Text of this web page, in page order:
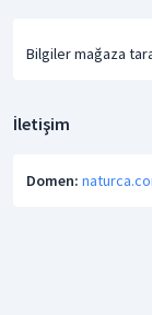
Bilgiler mağaza
İletişim
Domen: